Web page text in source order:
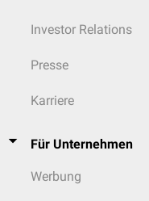
Investor Relations
Presse
Karriere
Für Unternehmen
Werbung